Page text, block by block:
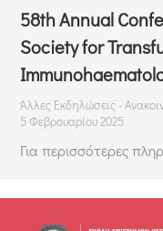
58th Annual
Society for
Άλλες Εκδηλώσεις -
5 Φεβρουαρίου 2025
Για περισσότερες